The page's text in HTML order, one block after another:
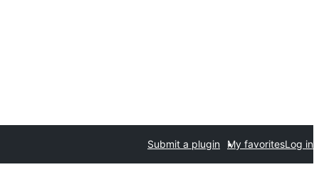
Submit a plugin My favoritesLog in